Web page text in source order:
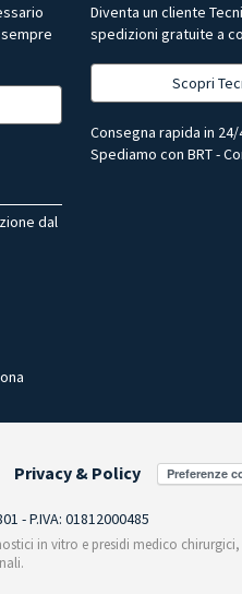
Diventa un cliente
spedizioni gratuite a
Scopri
Consegna rapida in 24/
Spediamo con BRT -
dal
Privacy & Policy Preferenze
- P.IVA: 01812000485
in vitro e presidi medico chirurgici,